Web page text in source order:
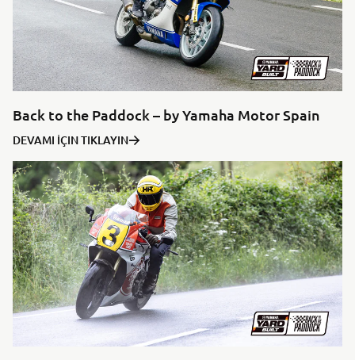
Back to the Paddock – by Yamaha Motor Spain
DEVAMI İÇIN TIKLAYIN